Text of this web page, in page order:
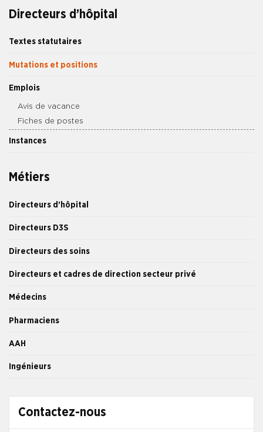
Directeurs d’hôpital
Textes statutaires
Mutations et positions
Emplois
Avis de vacance
Fiches de postes
Instances
Métiers
Directeurs d’hôpital
Directeurs D3S
Directeurs des soins
Directeurs et cadres de direction secteur privé
Médecins
Pharmaciens
AAH
Ingénieurs
Contactez-nous